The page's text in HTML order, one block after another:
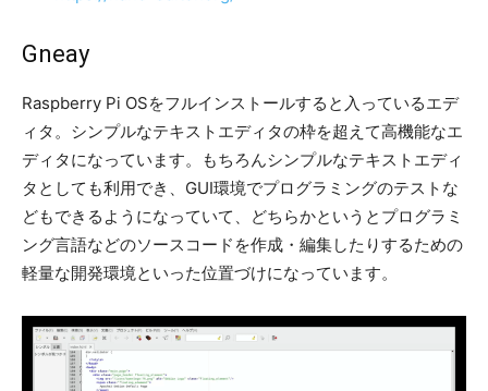
Gneay
Raspberry Pi OSをフルインストールすると入っているエデ
ィタ。シンプルなテキストエディタの枠を超えて高機能なエ
ディタになっています。もちろんシンプルなテキストエディ
タとしても利用でき、GUI環境でプログラミングのテストな
どもできるようになっていて、どちらかというとプログラミ
ング言語などのソースコードを作成・編集したりするための
軽量な開発環境といった位置づけになっています。